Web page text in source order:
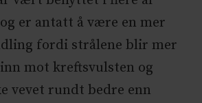
er antatt å være en mer
fordi strålene blir mer
mot kreftsvulsten og
vevet rundt bedre enn